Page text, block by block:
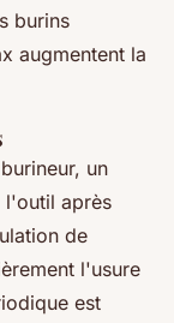
burins
augmentent la
un
l'outil après
de
l'usure
est